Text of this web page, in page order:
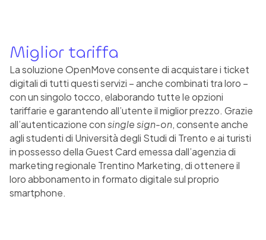
Miglior tariffa
La soluzione OpenMove consente di acquistare i ticket
digitali di tutti questi servizi – anche combinati tra loro –
con un singolo tocco, elaborando tutte le opzioni
tariffarie e garantendo all’utente il miglior prezzo. Grazie
all’autenticazione consingle sign-on, consente anche
agli studenti di Università degli Studi di Trento e ai turisti
in possesso della Guest Card emessa dall’agenzia di
marketing regionale Trentino Marketing, di ottenere il
loro abbonamento in formato digitale sul proprio
smartphone.